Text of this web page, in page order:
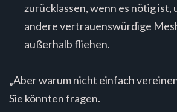
zurücklassen, wenn es nötig ist,
andere vertrauenswürdige
außerhalb fliehen.
„Aber warum nicht einfach
Sie könnten fragen.